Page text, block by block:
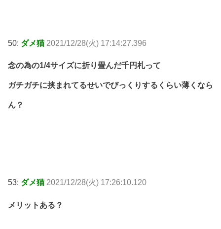
50: ダメ猫 2021/12/28(火) 17:14:27.396
念の為の1/4サイズに折り畳んだ千円札って
ガチガチに挟まれてるせいでびっくりするくらい薄くなら
ん？
53: ダメ猫 2021/12/28(火) 17:26:10.120
メリットある？